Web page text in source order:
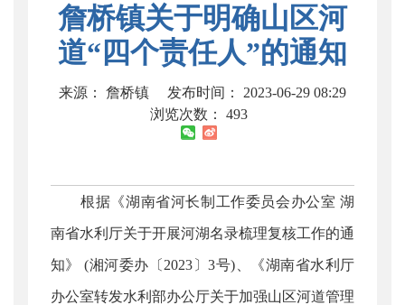
詹桥镇关于明确山区河
道“四个责任人”的通知
来源： 詹桥镇
发布时间： 2023-06-29 08:29
浏览次数： 493
根据《湖南省河长制工作委员会办公室 湖
南省水利厅关于开展河湖名录梳理复核工作的通
知》 (湘河委办〔2023〕3号)、《湖南省水利厅
办公室转发水利部办公厅关于加强山区河道管理